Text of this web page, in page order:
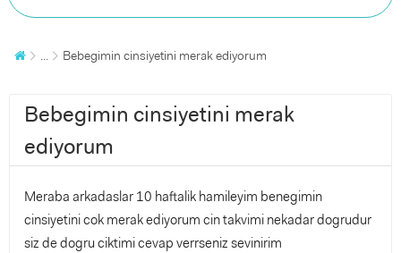
... Bebegimin cinsiyetini merak ediyorum
Bebegimin cinsiyetini merak
ediyorum
Meraba arkadaslar 10 haftalik hamileyim benegimin
cinsiyetini cok merak ediyorum cin takvimi nekadar dogrudur
siz de dogru ciktimi cevap verrseniz sevinirim